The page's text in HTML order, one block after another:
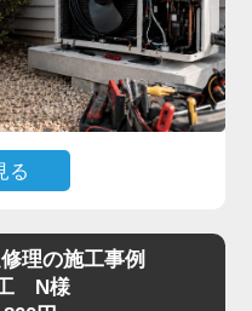
き、ドレンパンの劣
硬化、排水経路のトラ
り、表面だけの対処
。
ミ・床材の腐食・階
繕費が高額になる可
パンの状態確認・ホ
取り付け状態の調整
る
状は、ファンモータ
コンプレッサーの異
理の施工事例
N様